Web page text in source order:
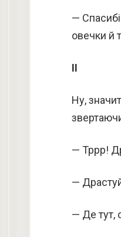
—
овечки й
ІІ
Ну,
— Тррр!
—
— Де тут,